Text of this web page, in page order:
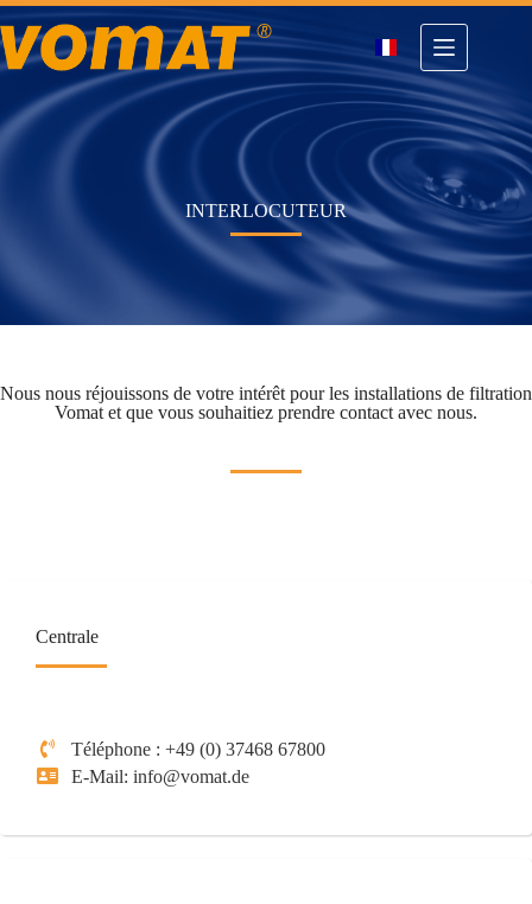
Passer
au
contenu
INTERLOCUTEUR
Nous nous réjouissons de votre intérêt pour les installations de filtration
Vomat et que vous souhaitiez prendre contact avec nous.
Centrale
Téléphone : +49 (0) 37468 67800
E-Mail: info@vomat.de